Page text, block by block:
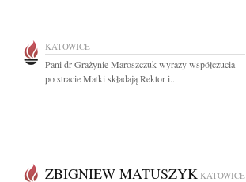
KATOWICE
Pani dr Grażynie Maroszczuk wyrazy współczucia
po stracie Matki składają Rektor i...
ZBIGNIEW MATUSZYK KATOWICE